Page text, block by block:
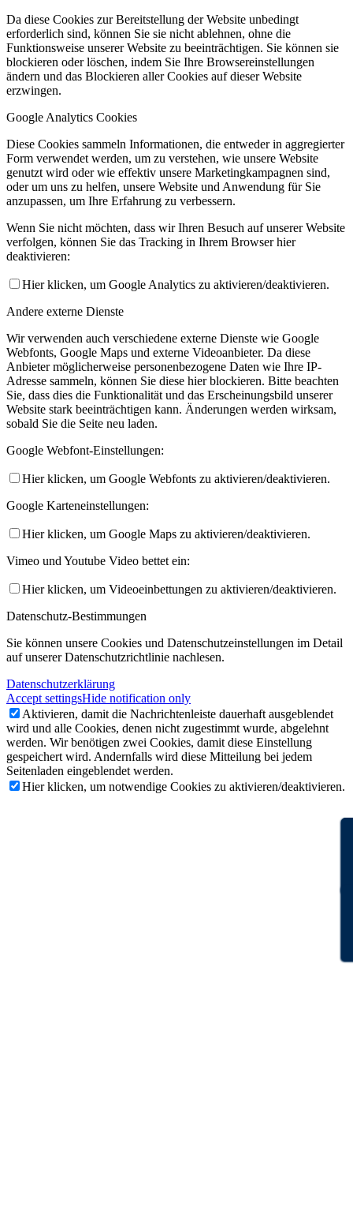
Da diese Cookies zur Bereitstellung der Website unbedingt
erforderlich sind, können Sie sie nicht ablehnen, ohne die
Funktionsweise unserer Website zu beeinträchtigen. Sie können sie
blockieren oder löschen, indem Sie Ihre Browsereinstellungen
ändern und das Blockieren aller Cookies auf dieser Website
erzwingen.
Google Analytics Cookies
Diese Cookies sammeln Informationen, die entweder in aggregierter
Form verwendet werden, um zu verstehen, wie unsere Website
genutzt wird oder wie effektiv unsere Marketingkampagnen sind,
oder um uns zu helfen, unsere Website und Anwendung für Sie
anzupassen, um Ihre Erfahrung zu verbessern.
Wenn Sie nicht möchten, dass wir Ihren Besuch auf unserer Website
verfolgen, können Sie das Tracking in Ihrem Browser hier
deaktivieren:
Hier klicken, um Google Analytics zu aktivieren/deaktivieren.
Andere externe Dienste
Wir verwenden auch verschiedene externe Dienste wie Google
Webfonts, Google Maps und externe Videoanbieter. Da diese
Anbieter möglicherweise personenbezogene Daten wie Ihre IP-
Adresse sammeln, können Sie diese hier blockieren. Bitte beachten
Sie, dass dies die Funktionalität und das Erscheinungsbild unserer
Website stark beeinträchtigen kann. Änderungen werden wirksam,
sobald Sie die Seite neu laden.
Google Webfont-Einstellungen:
Hier klicken, um Google Webfonts zu aktivieren/deaktivieren.
Google Karteneinstellungen:
Hier klicken, um Google Maps zu aktivieren/deaktivieren.
Vimeo und Youtube Video bettet ein:
Hier klicken, um Videoeinbettungen zu aktivieren/deaktivieren.
Datenschutz-Bestimmungen
Sie können unsere Cookies und Datenschutzeinstellungen im Detail
auf unserer Datenschutzrichtlinie nachlesen.
Datenschutzerklärung
Accept settingsHide notification only
Aktivieren, damit die Nachrichtenleiste dauerhaft ausgeblendet
wird und alle Cookies, denen nicht zugestimmt wurde, abgelehnt
werden. Wir benötigen zwei Cookies, damit diese Einstellung
gespeichert wird. Andernfalls wird diese Mitteilung bei jedem
Seitenladen eingeblendet werden.
Hier klicken, um notwendige Cookies zu aktivieren/deaktivieren.